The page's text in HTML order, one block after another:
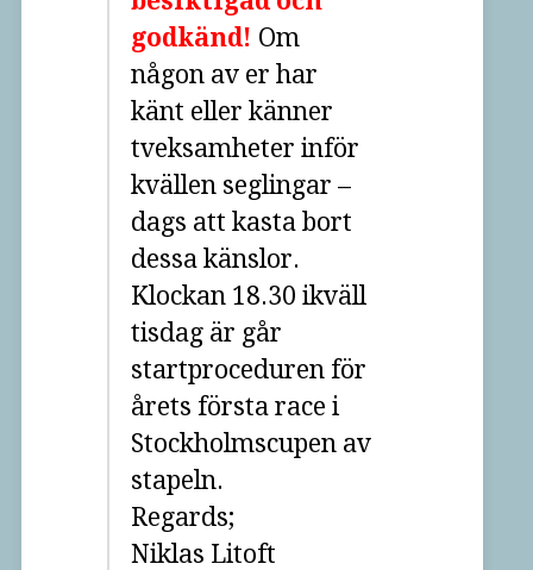
godkänd! Om
någon av er har
känt eller känner
tveksamheter inför
kvällen seglingar –
dags att kasta bort
dessa känslor.
Klockan 18.30 ikväll
tisdag är går
startproceduren för
årets första race i
Stockholmscupen av
stapeln.
Regards;
Niklas Litoft